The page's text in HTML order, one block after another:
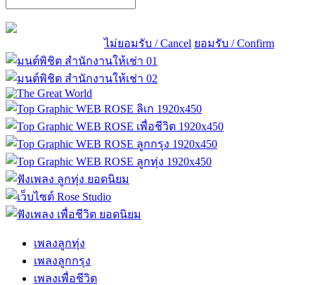
ไม่ยอมรับ / Cancel ยอมรับ / Confirm
เพลงลูกทุ่ง
เพลงลูกกรุง
เพลงเพื่อชีวิต